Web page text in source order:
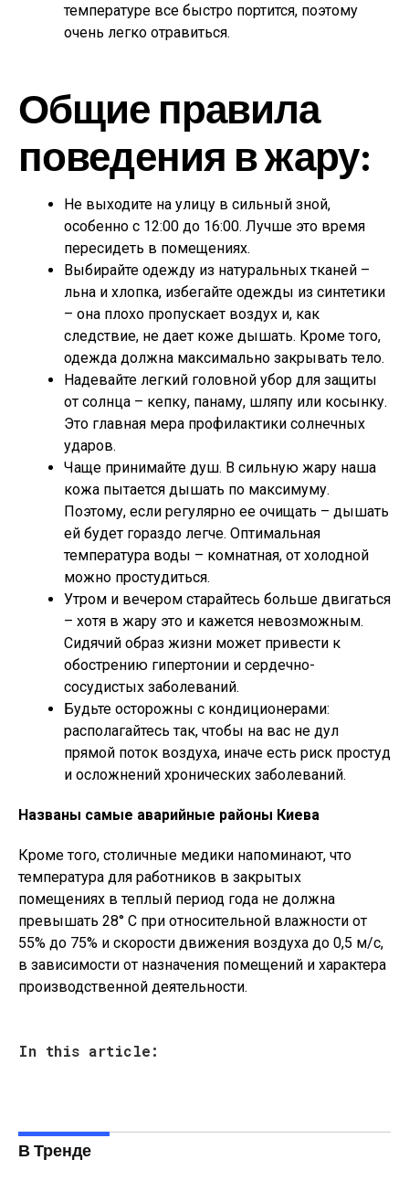
температуре все быстро портится, поэтому
очень легко отравиться.
Общие правила
поведения в жару:
Не выходите на улицу в сильный зной,
особенно с 12:00 до 16:00. Лучше это время
пересидеть в помещениях.
Выбирайте одежду из натуральных тканей –
льна и хлопка, избегайте одежды из синтетики
– она ​​плохо пропускает воздух и, как
следствие, не дает коже дышать. Кроме того,
одежда должна максимально закрывать тело.
Надевайте легкий головной убор для защиты
от солнца – кепку, панаму, шляпу или косынку.
Это главная мера профилактики солнечных
ударов.
Чаще принимайте душ. В сильную жару наша
кожа пытается дышать по максимуму.
Поэтому, если регулярно ее очищать – дышать
ей будет гораздо легче. Оптимальная
температура воды – комнатная, от холодной
можно простудиться.
Утром и вечером старайтесь больше двигаться
– хотя в жару это и кажется невозможным.
Сидячий образ жизни может привести к
обострению гипертонии и сердечно-
сосудистых заболеваний.
Будьте осторожны с кондиционерами:
располагайтесь так, чтобы на вас не дул
прямой поток воздуха, иначе есть риск простуд
и осложнений хронических заболеваний.
Названы самые аварийные районы Киева
Кроме того, столичные медики напоминают, что
температура для работников в закрытых
помещениях в теплый период года не должна
превышать 28° С при относительной влажности от
55% до 75% и скорости движения воздуха до 0,5 м/с,
в зависимости от назначения помещений и характера
производственной деятельности.
In this article:
В Тренде